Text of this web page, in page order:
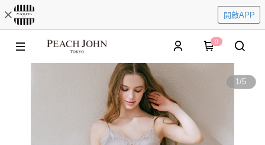
開啟APP
0
1/5